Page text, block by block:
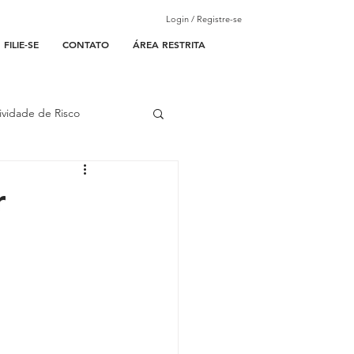
FILIE-SE CONTATO ÁREA RESTRITA
Login / Registre-se
de Risco